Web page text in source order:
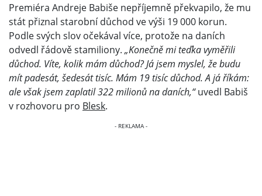
Premiéra Andreje Babiše nepříjemně překvapilo, že mu
stát přiznal starobní důchod ve výši 19 000 korun.
Podle svých slov očekával více, protože na daních
odvedl řádově stamiliony. „Konečně mi teďka vyměřili
důchod. Víte, kolik mám důchod? Já jsem myslel, že budu
mít padesát, šedesát tisíc. Mám 19 tisíc důchod. A já říkám:
ale však jsem zaplatil 322 milionů na daních,“uvedl Babiš
v rozhovoru pro Blesk.